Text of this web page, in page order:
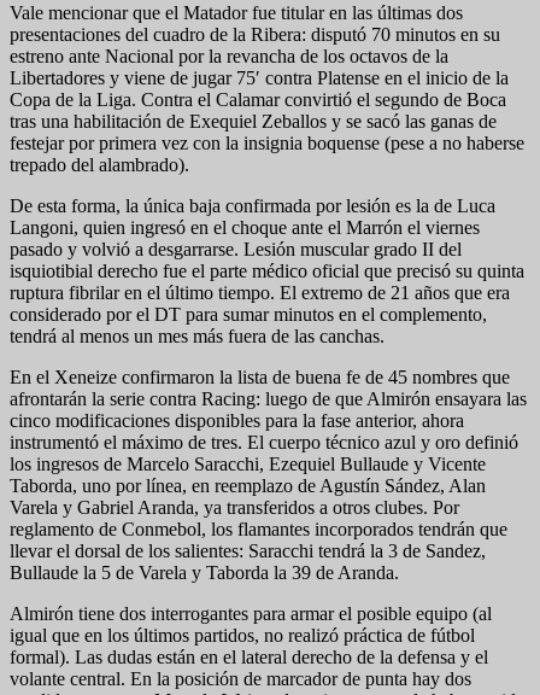
Vale mencionar que el Matador fue titular en las últimas dos
presentaciones del cuadro de la Ribera: disputó 70 minutos en su
estreno ante Nacional por la revancha de los octavos de la
Libertadores y viene de jugar 75′ contra Platense en el inicio de la
Copa de la Liga. Contra el Calamar convirtió el segundo de Boca
tras una habilitación de Exequiel Zeballos y se sacó las ganas de
festejar por primera vez con la insignia boquense (pese a no haberse
trepado del alambrado).
De esta forma, la única baja confirmada por lesión es la de Luca
Langoni, quien ingresó en el choque ante el Marrón el viernes
pasado y volvió a desgarrarse. Lesión muscular grado II del
isquiotibial derecho fue el parte médico oficial que precisó su quinta
ruptura fibrilar en el último tiempo. El extremo de 21 años que era
considerado por el DT para sumar minutos en el complemento,
tendrá al menos un mes más fuera de las canchas.
En el Xeneize confirmaron la lista de buena fe de 45 nombres que
afrontarán la serie contra Racing: luego de que Almirón ensayara las
cinco modificaciones disponibles para la fase anterior, ahora
instrumentó el máximo de tres. El cuerpo técnico azul y oro definió
los ingresos de Marcelo Saracchi, Ezequiel Bullaude y Vicente
Taborda, uno por línea, en reemplazo de Agustín Sández, Alan
Varela y Gabriel Aranda, ya transferidos a otros clubes. Por
reglamento de Conmebol, los flamantes incorporados tendrán que
llevar el dorsal de los salientes: Saracchi tendrá la 3 de Sandez,
Bullaude la 5 de Varela y Taborda la 39 de Aranda.
Almirón tiene dos interrogantes para armar el posible equipo (al
igual que en los últimos partidos, no realizó práctica de fútbol
formal). Las dudas están en el lateral derecho de la defensa y el
volante central. En la posición de marcador de punta hay dos